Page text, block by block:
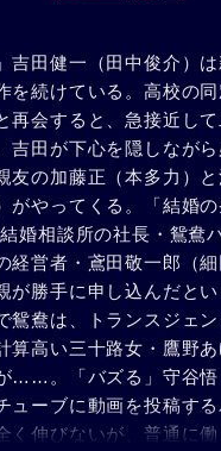
吉田健一（田中俊介）
を続けている。高校の
再会すると、急接近し
吉田が下心を隠しなが
友の加藤正（本多力）
がやってくる。「結婚
婚相談所の社長・鴛鴦
経営者・鳶田敬一郎（
が勝手に申し込んだと
鴛鴦は、トランスジェ
算高い三十路女・鷹野
……。「バズる」守谷悟
ューブに動画を投稿す
く伸びないが、普通に働